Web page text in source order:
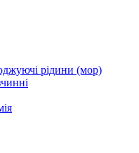
рідини (мор)